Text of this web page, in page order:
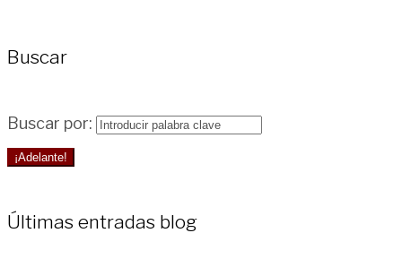
Buscar
Buscar por:
¡Adelante!
Últimas entradas blog